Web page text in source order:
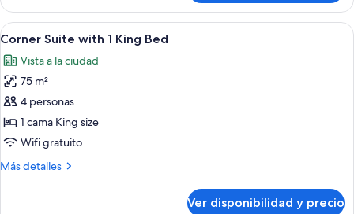
Twin
Bed
Pool
Ver
todas
las
fotos
de
Corner
Suite
1
Una sala de estar moderna con un
9
Corner Suite with 1 King Bed
Vista a la ciudad
75 m²
4 personas
1 cama King size
Wifi gratuito
Más detalles
Más
Ver disponibilidad y precio